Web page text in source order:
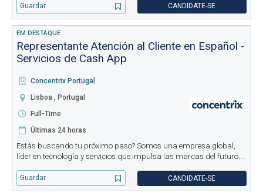
Mantenha a produtividade de acordo com a tabela de comissões
de ac
Guardar CANDIDATE-SE
EM DESTAQUE
Representante Atención al Cliente en Español -
Servicios de Cash App
Concentrix Portugal
Lisboa , Portugal
Full-Time
Últimas 24 horas
Estás buscando tu próximo paso? Somos una empresa global,
líder en tecnología y servicios que impulsa las marcas del futuro.
mejorar sus negocios mediante tecnología y soluciones
integradas,
Guardar CANDIDATE-SE